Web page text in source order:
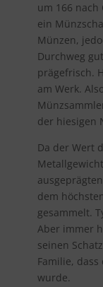
um 166
ein
Münzen,
Durchweg
prägefrisch.
am Werk.
der hiesigen
Da der Wert
dem
gesammelt.
Aber immer
seinen
Familie,
wurde.